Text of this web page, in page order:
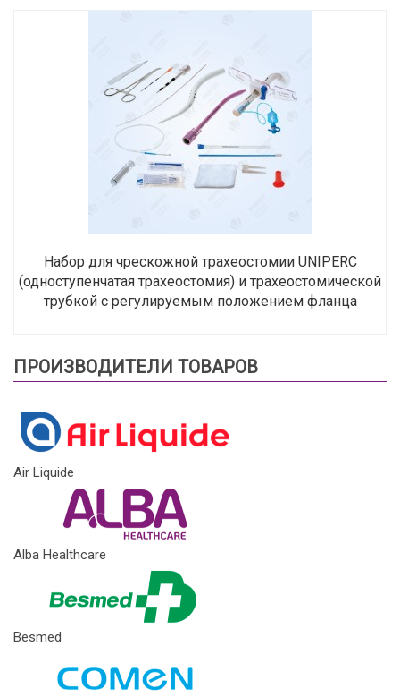
Набор для чрескожной трахеостомии UNIPERC
(одноступенчатая трахеостомия) и трахеостомической
трубкой с регулируемым положением фланца
ПРОИЗВОДИТЕЛИ ТОВАРОВ
Air Liquide
Alba Healthcare
Besmed